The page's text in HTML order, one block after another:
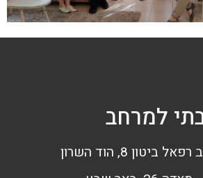
למרחב
ביטון 8, הוד השרון